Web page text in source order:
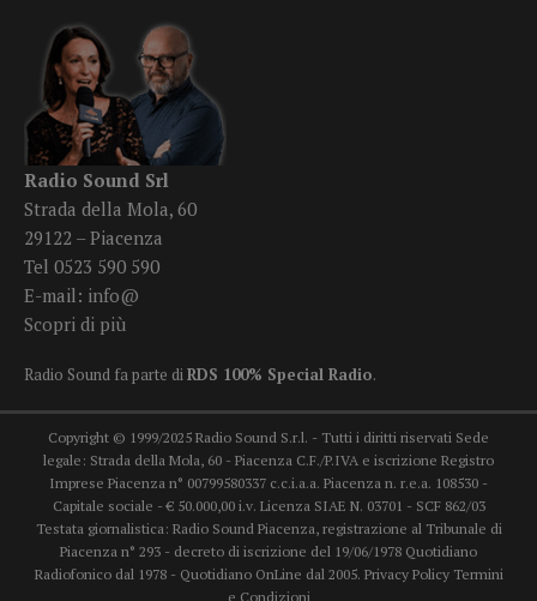
Radio Sound Srl
Strada della Mola, 60
29122 – Piacenza
Tel 0523 590 590
E-mail: info@
Scopri di più
Radio Sound fa parte diRDS 100% Special Radio.
Copyright © 1999/2025 Radio Sound S.r.l. - Tutti i diritti riservati Sede
legale: Strada della Mola, 60 - Piacenza C.F./P.IVA e iscrizione Registro
Imprese Piacenza n° 00799580337 c.c.i.a.a. Piacenza n. r.e.a. 108530 -
Capitale sociale - € 50.000,00 i.v. Licenza SIAE N. 03701 - SCF 862/03
Testata giornalistica: Radio Sound Piacenza, registrazione al Tribunale di
Piacenza n° 293 - decreto di iscrizione del 19/06/1978 Quotidiano
Radiofonico dal 1978 - Quotidiano OnLine dal 2005. Privacy Policy Termini
e Condizioni